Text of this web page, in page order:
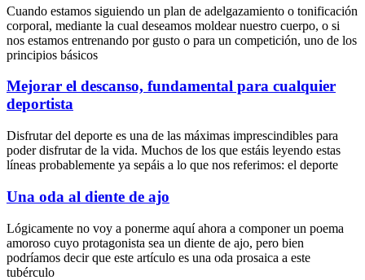
Cuando estamos siguiendo un plan de adelgazamiento o tonificación
corporal, mediante la cual deseamos moldear nuestro cuerpo, o si
nos estamos entrenando por gusto o para un competición, uno de los
principios básicos
Mejorar el descanso, fundamental para cualquier
deportista
Disfrutar del deporte es una de las máximas imprescindibles para
poder disfrutar de la vida. Muchos de los que estáis leyendo estas
líneas probablemente ya sepáis a lo que nos referimos: el deporte
Una oda al diente de ajo
Lógicamente no voy a ponerme aquí ahora a componer un poema
amoroso cuyo protagonista sea un diente de ajo, pero bien
podríamos decir que este artículo es una oda prosaica a este
tubérculo